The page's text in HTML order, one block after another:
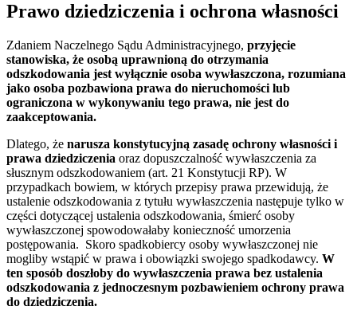
Prawo dziedziczenia i ochrona własności
Zdaniem Naczelnego Sądu Administracyjnego, przyjęcie
stanowiska, że osobą uprawnioną do otrzymania
odszkodowania jest wyłącznie osoba wywłaszczona, rozumiana
jako osoba pozbawiona prawa do nieruchomości lub
ograniczona w wykonywaniu tego prawa, nie jest do
zaakceptowania.
Dlatego, że narusza konstytucyjną zasadę ochrony własności i
prawa dziedziczenia oraz dopuszczalność wywłaszczenia za
słusznym odszkodowaniem (art. 21 Konstytucji RP). W
przypadkach bowiem, w których przepisy prawa przewidują, że
ustalenie odszkodowania z tytułu wywłaszczenia następuje tylko w
części dotyczącej ustalenia odszkodowania, śmierć osoby
wywłaszczonej spowodowałaby konieczność umorzenia
postępowania. Skoro spadkobiercy osoby wywłaszczonej nie
mogliby wstąpić w prawa i obowiązki swojego spadkodawcy. W
ten sposób doszłoby do wywłaszczenia prawa bez ustalenia
odszkodowania z jednoczesnym pozbawieniem ochrony prawa
do dziedziczenia.